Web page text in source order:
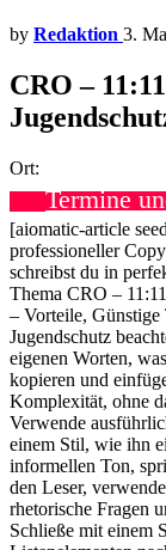
by Redaktion 3.
CRO –
Ort:
Termine
[aiomatic-article
professioneller
schreibst du in
Thema CRO –
– Vorteile,
Jugendschutz
eigenen Worten,
kopieren und
Komplexität, ohne
Verwende
einem Stil, wie ihn
informellen Ton,
den Leser,
rhetorische Fragen
Schließe mit einem